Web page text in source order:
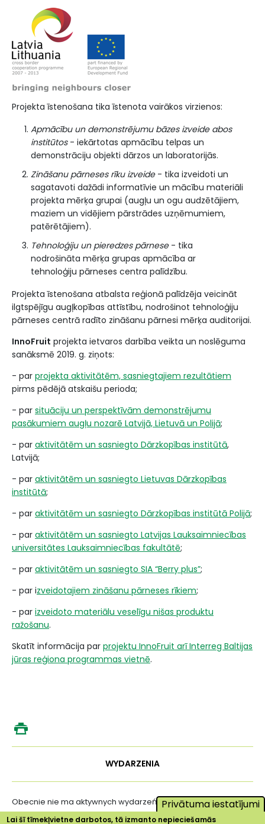
Projekta īstenošana tika īstenota vairākos virzienos:
Apmācību un demonstrējumu bāzes izveide abos
institūtos- iekārtotas apmācību telpas un
demonstrāciju objekti dārzos un laboratorijās.
Zināšanu pārneses rīku izveide- tika izveidoti un
sagatavoti dažādi informatīvie un mācību materiāli
projekta mērķa grupai (augļu un ogu audzētājiem,
maziem un vidējiem pārstrādes uzņēmumiem,
patērētājiem).
Tehnoloģiju un pieredzes pārnese- tika
nodrošināta mērķa grupas apmācība ar
tehnoloģiju pārneses centra palīdzību.
Projekta īstenošana atbalsta reģionā palīdzēja veicināt
ilgtspējīgu augļkopības attīstību, nodrošinot tehnoloģiju
pārneses centrā radīto zināšanu pārnesi mērķa auditorijai.
InnoFruit projekta ietvaros darbība veikta un noslēguma
sanāksmē 2019. g. ziņots:
- par projekta aktivitātēm, sasniegtajiem rezultātiem
pirms pēdējā atskaišu perioda;
- par situāciju un perspektīvām demonstrējumu
pasākumiem augļu nozarē Latvijā, Lietuvā un Polijā;
- par aktivitātēm un sasniegto Dārzkopības institūtā,
Latvijā;
- par aktivitātēm un sasniegto Lietuvas Dārzkopības
institūtā;
- par aktivitātēm un sasniegto Dārzkopības institūtā Polijā;
- par aktivitātēm un sasniegto Latvijas Lauksaimniecības
universitātes Lauksaimniecības fakultātē;
- par aktivitātēm un sasniegto SIA “Berry plus”;
- par izveidotajiem zināšanu pārneses rīkiem;
- par izveidoto materiālu veselīgu nišas produktu
ražošanu.
Skatīt informācija par projektu InnoFruit arī Interreg Baltijas
jūras reģiona programmas vietnē.
WYDARZENIA
Obecnie nie ma aktywnych wydarzeń ...Privātuma iestatījumi
Lai šī tīmekļvietne darbotos, tā izmanto nepieciešamās